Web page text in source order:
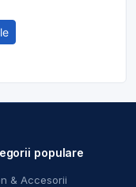
populare
& Accesorii